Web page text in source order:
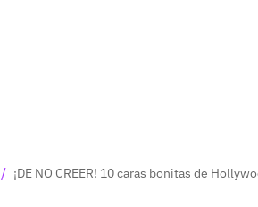
/ ¡DE NO CREER! 10 caras bonitas de